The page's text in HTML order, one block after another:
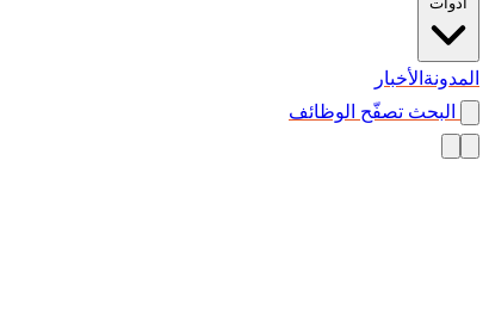
المدونة الأخبار
البحث تصفّح الوظائف